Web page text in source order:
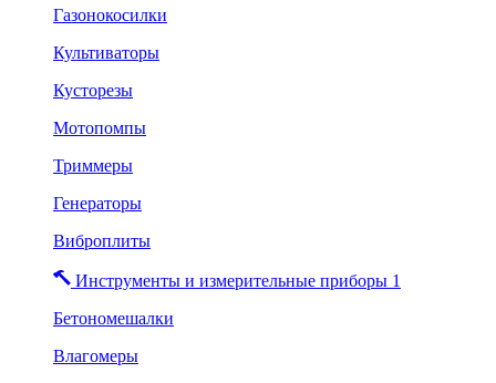
Газонокосилки
Культиваторы
Кусторезы
Мотопомпы
Триммеры
Генераторы
Виброплиты
Инструменты и измерительные приборы 1
Бетономешалки
Влагомеры